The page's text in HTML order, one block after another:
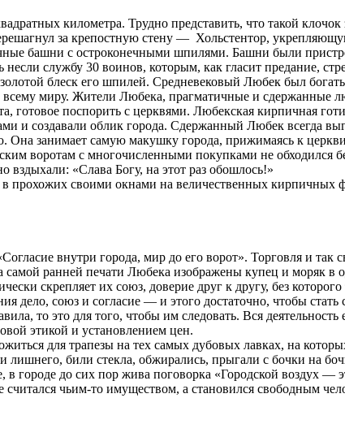
километра. Трудно представить, что такой
за крепостную стену — Хольстентор,
башни с остроконечными шпилями. Башни были
службу 30 воинов, которым, как гласит предание,
блеск его шпилей. Средневековый Любек был
всему миру. Жители Любека, прагматичные и сдержанные
готовое поспорить с церквями. Любекская
и создавали облик города. Сдержанный Любек всегда
Она занимает самую макушку города, прижимаясь к
воротам с многочисленными покупками не обходился
вздыхали: «Слава Богу, на этот раз обошлось!»
прохожих своими окнами на величественных кирпичных
внутри города, мир до его ворот». Торговля и так
ранней печати Любека изображены купец и моряк в
скрепляет их союз, доверие друг к другу, без
дело, союз и согласие — и этого достаточно, чтобы
то это для того, чтобы им следовать. Вся
этикой и установлением цен.
для трапезы на тех самых дубовых лавках, на
били стекла, обжирались, прыгали с бочки на
городе до сих пор жива поговорка «Городской воздух
чьим-то имуществом, а становился свободным